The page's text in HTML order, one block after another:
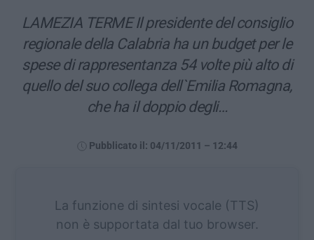
LAMEZIA TERME Il presidente del consiglio
regionale della Calabria ha un budget per le
spese di rappresentanza 54 volte più alto di
quello del suo collega dell`Emilia Romagna,
che ha il doppio degli…
Pubblicato il: 04/11/2011 – 12:44
La funzione di sintesi vocale (TTS)
non è supportata dal tuo browser.